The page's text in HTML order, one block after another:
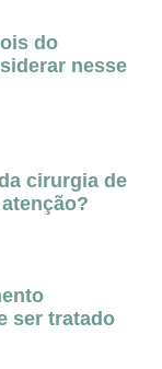
do
nesse
cirurgia de
ser tratado